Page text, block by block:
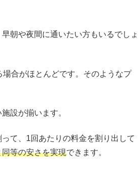
朝や夜間に通いたい方もいるでしょ
場合がほとんどです。そのようなプ
設が揃います。
て、1回あたりの料金を割り出して
等の安さを実現できます。